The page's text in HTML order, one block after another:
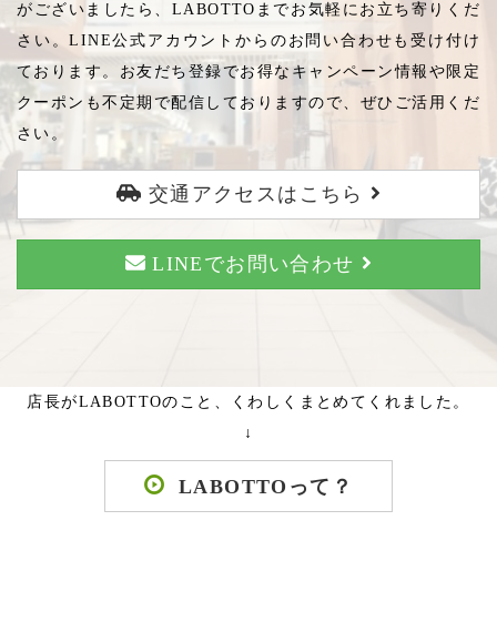
がございましたら、LABOTTOまでお気軽にお立ち寄りくだ
さい。LINE公式アカウントからのお問い合わせも受け付け
ております。お友だち登録でお得なキャンペーン情報や限定
クーポンも不定期で配信しておりますので、ぜひご活用くだ
さい。
交通アクセスはこちら
LINEでお問い合わせ
店長がLABOTTOのこと、くわしくまとめてくれました。
↓
LABOTTOって？